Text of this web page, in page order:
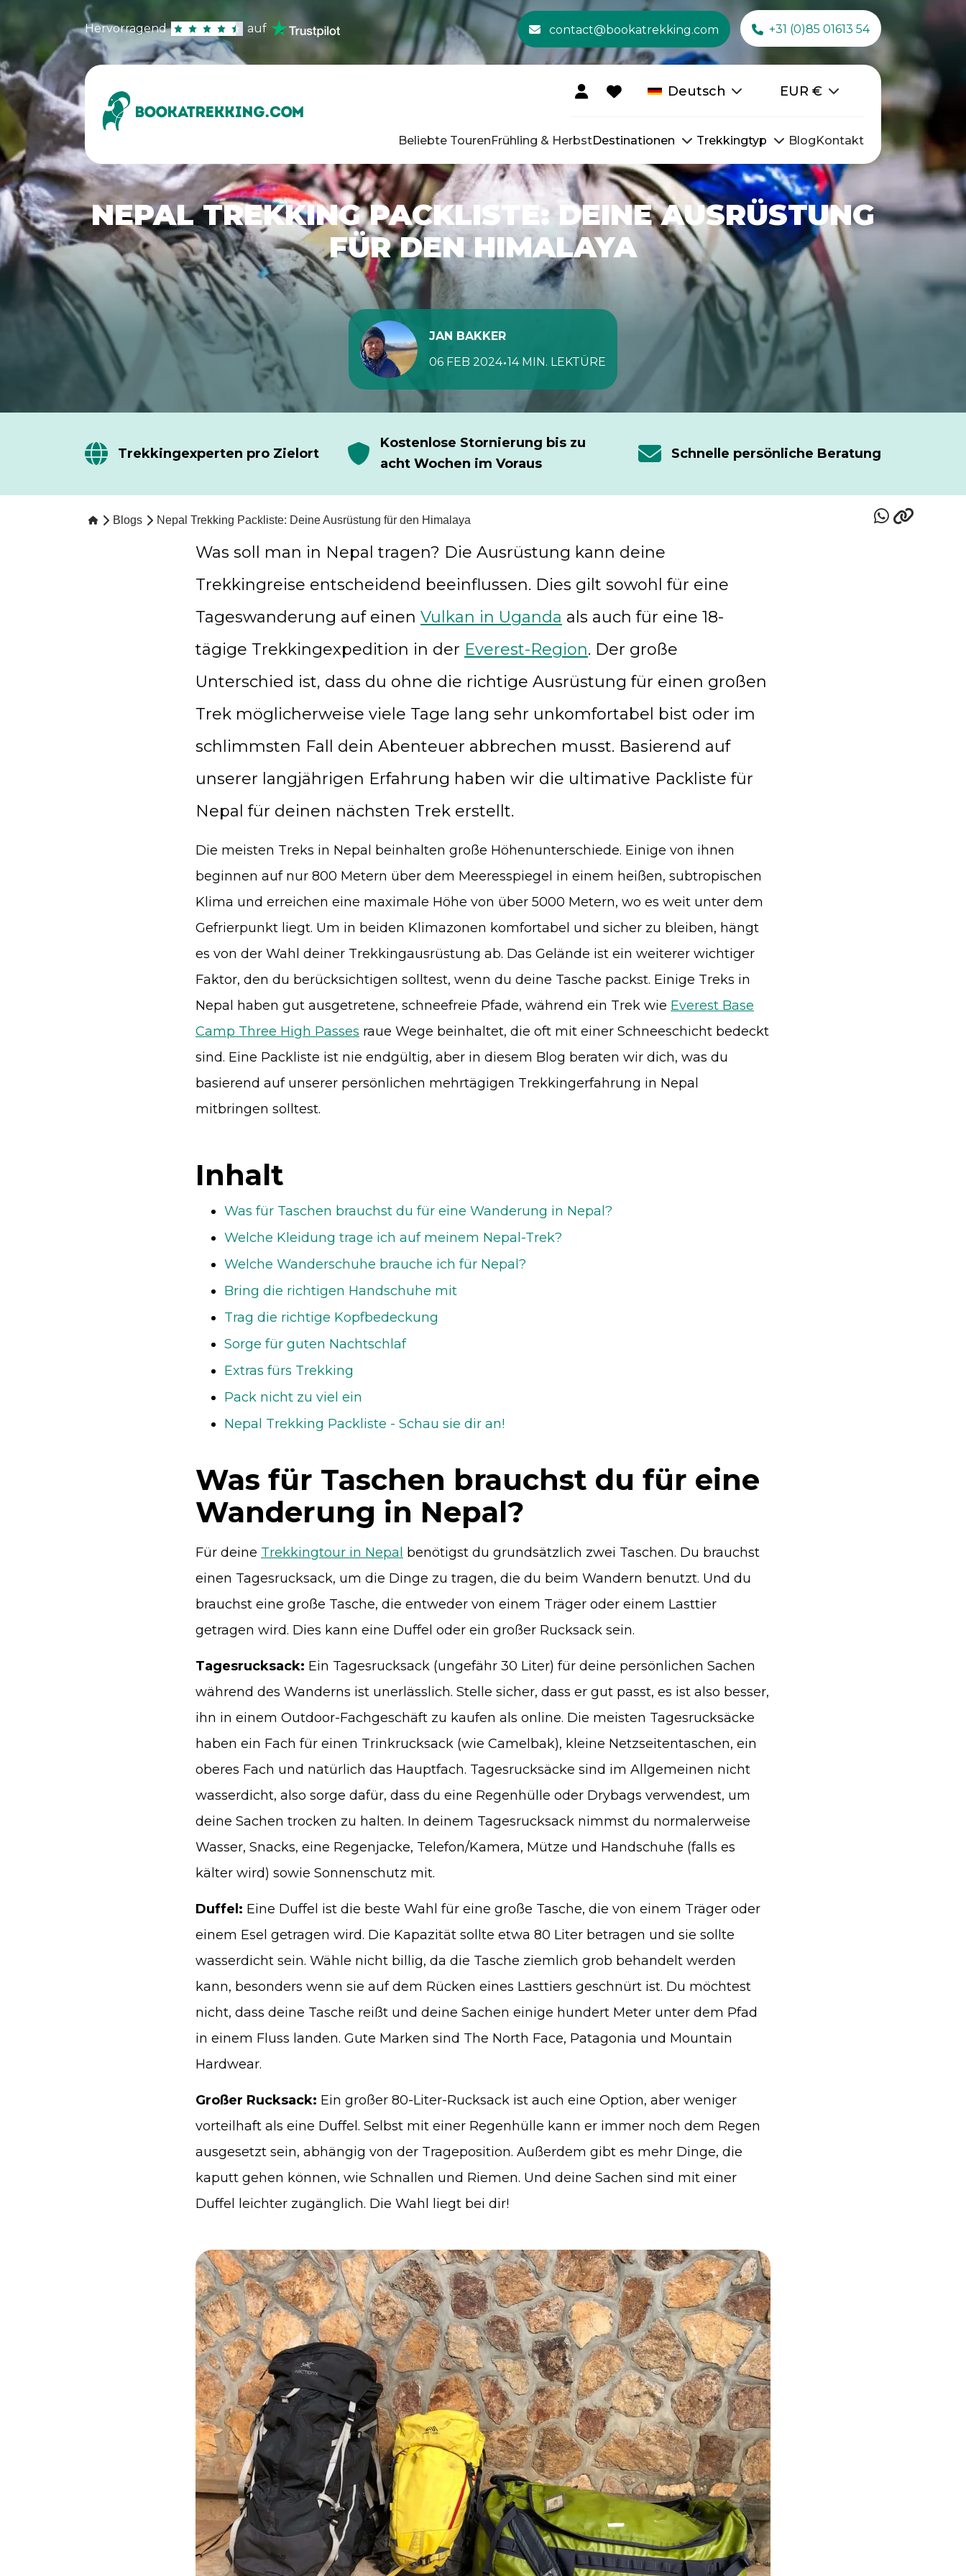
Hervorragend auf contact@bookatrekking.com +31 (0)85 01613 54
Deutsch EUR €
Beliebte TourenFrühling & HerbstDestinationen Trekkingtyp BlogKontakt
NEPAL TREKKING PACKLISTE: DEINE AUSRÜSTUNG
FÜR DEN HIMALAYA
JAN BAKKER
06 FEB 2024•14 MIN. LEKTÜRE
Trekkingexperten pro Zielort
Kostenlose Stornierung bis zu
acht Wochen im Voraus
Schnelle persönliche Beratung
Blogs Nepal Trekking Packliste: Deine Ausrüstung für den Himalaya
Was soll man in Nepal tragen? Die Ausrüstung kann deine
Trekkingreise entscheidend beeinflussen. Dies gilt sowohl für eine
Tageswanderung auf einen Vulkan in Uganda als auch für eine 18-
tägige Trekkingexpedition in der Everest-Region. Der große
Unterschied ist, dass du ohne die richtige Ausrüstung für einen großen
Trek möglicherweise viele Tage lang sehr unkomfortabel bist oder im
schlimmsten Fall dein Abenteuer abbrechen musst. Basierend auf
unserer langjährigen Erfahrung haben wir die ultimative Packliste für
Nepal für deinen nächsten Trek erstellt.
Die meisten Treks in Nepal beinhalten große Höhenunterschiede. Einige von ihnen
beginnen auf nur 800 Metern über dem Meeresspiegel in einem heißen, subtropischen
Klima und erreichen eine maximale Höhe von über 5000 Metern, wo es weit unter dem
Gefrierpunkt liegt. Um in beiden Klimazonen komfortabel und sicher zu bleiben, hängt
es von der Wahl deiner Trekkingausrüstung ab. Das Gelände ist ein weiterer wichtiger
Faktor, den du berücksichtigen solltest, wenn du deine Tasche packst. Einige Treks in
Nepal haben gut ausgetretene, schneefreie Pfade, während ein Trek wie Everest Base
Camp Three High Passes raue Wege beinhaltet, die oft mit einer Schneeschicht bedeckt
sind. Eine Packliste ist nie endgültig, aber in diesem Blog beraten wir dich, was du
basierend auf unserer persönlichen mehrtägigen Trekkingerfahrung in Nepal
mitbringen solltest.
Inhalt
Was für Taschen brauchst du für eine Wanderung in Nepal?
Welche Kleidung trage ich auf meinem Nepal-Trek?
Welche Wanderschuhe brauche ich für Nepal?
Bring die richtigen Handschuhe mit
Trag die richtige Kopfbedeckung
Sorge für guten Nachtschlaf
Extras fürs Trekking
Pack nicht zu viel ein
Nepal Trekking Packliste - Schau sie dir an!
Was für Taschen brauchst du für eine
Wanderung in Nepal?
Für deine Trekkingtour in Nepal benötigst du grundsätzlich zwei Taschen. Du brauchst
einen Tagesrucksack, um die Dinge zu tragen, die du beim Wandern benutzt. Und du
brauchst eine große Tasche, die entweder von einem Träger oder einem Lasttier
getragen wird. Dies kann eine Duffel oder ein großer Rucksack sein.
Tagesrucksack: Ein Tagesrucksack (ungefähr 30 Liter) für deine persönlichen Sachen
während des Wanderns ist unerlässlich. Stelle sicher, dass er gut passt, es ist also besser,
ihn in einem Outdoor-Fachgeschäft zu kaufen als online. Die meisten Tagesrucksäcke
haben ein Fach für einen Trinkrucksack (wie Camelbak), kleine Netzseitentaschen, ein
oberes Fach und natürlich das Hauptfach. Tagesrucksäcke sind im Allgemeinen nicht
wasserdicht, also sorge dafür, dass du eine Regenhülle oder Drybags verwendest, um
deine Sachen trocken zu halten. In deinem Tagesrucksack nimmst du normalerweise
Wasser, Snacks, eine Regenjacke, Telefon/Kamera, Mütze und Handschuhe (falls es
kälter wird) sowie Sonnenschutz mit.
Duffel: Eine Duffel ist die beste Wahl für eine große Tasche, die von einem Träger oder
einem Esel getragen wird. Die Kapazität sollte etwa 80 Liter betragen und sie sollte
wasserdicht sein. Wähle nicht billig, da die Tasche ziemlich grob behandelt werden
kann, besonders wenn sie auf dem Rücken eines Lasttiers geschnürt ist. Du möchtest
nicht, dass deine Tasche reißt und deine Sachen einige hundert Meter unter dem Pfad
in einem Fluss landen. Gute Marken sind The North Face, Patagonia und Mountain
Hardwear.
Großer Rucksack: Ein großer 80-Liter-Rucksack ist auch eine Option, aber weniger
vorteilhaft als eine Duffel. Selbst mit einer Regenhülle kann er immer noch dem Regen
ausgesetzt sein, abhängig von der Trageposition. Außerdem gibt es mehr Dinge, die
kaputt gehen können, wie Schnallen und Riemen. Und deine Sachen sind mit einer
Duffel leichter zugänglich. Die Wahl liegt bei dir!